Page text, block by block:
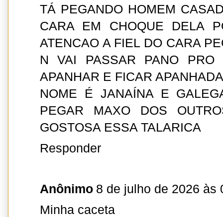
TÁ PEGANDO HOMEM
CARA EM CHOQUE DELA
ATENCAO A FIEL DO CARA
N VAI PASSAR PANO PRO
APANHAR E FICAR
NOME É JANAÍNA E
PEGAR MAXO DOS
GOSTOSA ESSA TALARICA
Responder
Anônimo 8 de julho de 2026 às
Minha caceta